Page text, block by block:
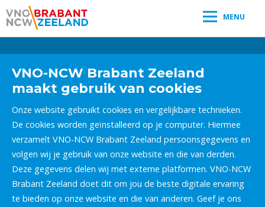
MENU
VNO-NCW Brabant Zeeland
maakt gebruik van cookies
Onze website gebruikt cookies en vergelijkbare technieken.
De cookies worden geïnstalleerd op je computer. Hiermee
verzamelt VNO-NCW Brabant Zeeland persoonsgegevens en
volgen wij je gebruik van onze website en die van derden.
Deze gegevens delen wij met externe platformen. VNO-NCW
Brabant Zeeland doet dit om jou de beste digitale ervaring
te bieden op onze website en die van anderen. Geef je ons